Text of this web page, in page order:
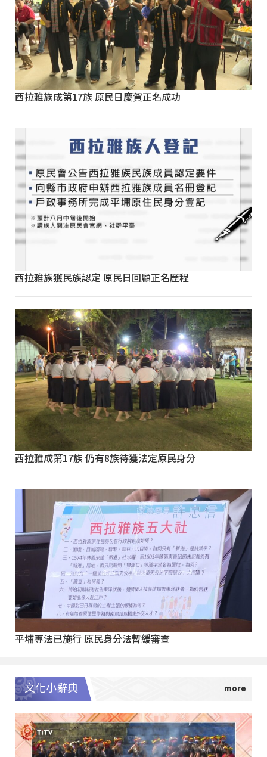
西拉雅族成第17族 原民日慶賀正名成功
西拉雅族獲民族認定 原民日回顧正名歷程
西拉雅成第17族 仍有8族待獲法定原民身分
平埔專法已施行 原民身分法暫緩審查
文化小辭典